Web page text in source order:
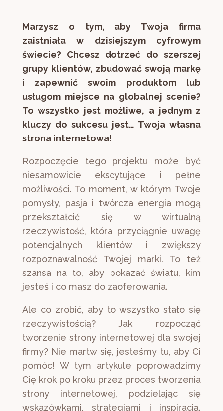
Marzysz o tym, aby Twoja firma
zaistniała w dzisiejszym cyfrowym
świecie? Chcesz dotrzeć do szerszej
grupy klientów, zbudować swoją markę
i zapewnić swoim produktom lub
usługom miejsce na globalnej scenie?
To wszystko jest możliwe, a jednym z
kluczy do sukcesu jest… Twoja własna
strona internetowa!
Rozpoczęcie tego projektu może być
niesamowicie ekscytujące i pełne
możliwości. To moment, w którym Twoje
pomysły, pasja i twórcza energia mogą
przekształcić się w wirtualną
rzeczywistość, która przyciągnie uwagę
potencjalnych klientów i zwiększy
rozpoznawalność Twojej marki. To też
szansa na to, aby pokazać światu, kim
jesteś i co masz do zaoferowania.
Ale co zrobić, aby to wszystko stało się
rzeczywistością? Jak rozpocząć
tworzenie strony internetowej dla swojej
firmy? Nie martw się, jesteśmy tu, aby Ci
pomóc! W tym artykule poprowadzimy
Cię krok po kroku przez proces tworzenia
strony internetowej, podzielając się
wskazówkami, strategiami i inspiracją.